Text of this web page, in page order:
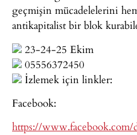
geçmişin mücadelelerini
antikapitalist bir blok
23-24-25 Ekim
05556372450
İzlemek için linkler:
Facebook:
https://www.facebook.com/